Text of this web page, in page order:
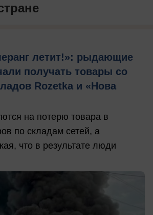
летит!»: рыдающие
получать товары со
Rozetka и «Нова
на потерю товара в
по складам сетей, а
что в результате люди